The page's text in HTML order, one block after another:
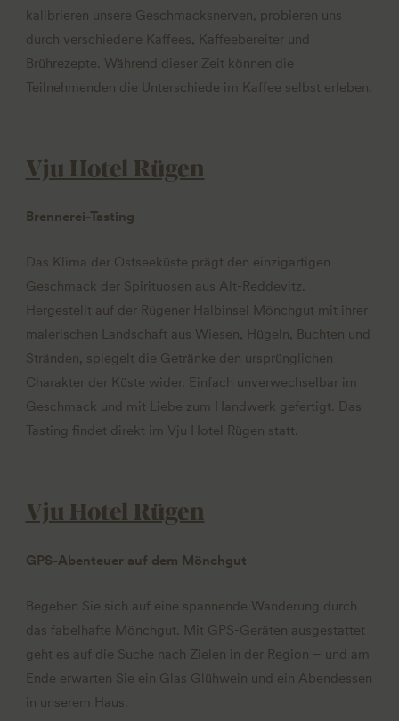
kalibrieren unsere Geschmacksnerven, probieren uns
durch verschiedene Kaffees, Kaffeebereiter und
Brührezepte. Während dieser Zeit können die
Teilnehmenden die Unterschiede im Kaffee selbst erleben.
Vju Hotel Rügen
Brennerei-Tasting
Das Klima der Ostseeküste prägt den einzigartigen
Geschmack der Spirituosen aus Alt-Reddevitz.
Hergestellt auf der Rügener Halbinsel Mönchgut mit ihrer
malerischen Landschaft aus Wiesen, Hügeln, Buchten und
Stränden, spiegelt die Getränke den ursprünglichen
Charakter der Küste wider. Einfach unverwechselbar im
Geschmack und mit Liebe zum Handwerk gefertigt. Das
Tasting findet direkt im Vju Hotel Rügen statt.
Vju Hotel Rügen
GPS-Abenteuer auf dem Mönchgut
Begeben Sie sich auf eine spannende Wanderung durch
das fabelhafte Mönchgut. Mit GPS-Geräten ausgestattet
geht es auf die Suche nach Zielen in der Region – und am
Ende erwarten Sie ein Glas Glühwein und ein Abendessen
in unserem Haus.